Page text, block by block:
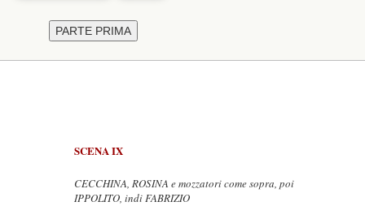
SCENA IX
CECCHINA, ROSINA e mozzatori come sopra, poi
IPPOLITO, indi FABRIZIO